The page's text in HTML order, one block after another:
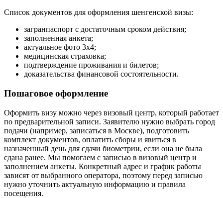
Список документов для оформления шенгенской визы:
загранпаспорт с достаточным сроком действия;
заполненная анкета;
актуальное фото 3х4;
медицинская страховка;
подтверждение проживания и билетов;
доказательства финансовой состоятельности.
Пошаговое оформление
Оформить визу можно через визовый центр, который работает
по предварительной записи. Заявителю нужно выбрать город
подачи (например, записаться в Москве), подготовить
комплект документов, оплатить сборы и явиться в
назначенный день для сдачи биометрии, если она не была
сдана ранее. Мы помогаем с записью в визовый центр и
заполнением анкеты. Конкретный адрес и график работы
зависят от выбранного оператора, поэтому перед записью
нужно уточнить актуальную информацию и правила
посещения.